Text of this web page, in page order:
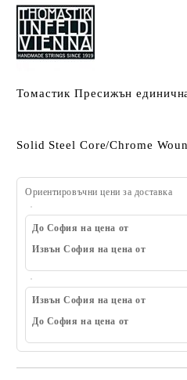
Томастик Пресижън
Solid Steel Core/Chrome
Ориентировъчни цени за доставка
До София на цена от
Извън София на цена от
Извън София на цена от
До София на цена от